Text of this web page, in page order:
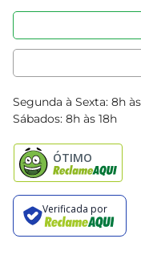
Portal do fornecedor
Cencosud Media
Código de ética
Serviços
Clube Bretas
Blog Bretas
Black Friday
Segunda à Sexta: 8h
Sábados: 8h às 18h